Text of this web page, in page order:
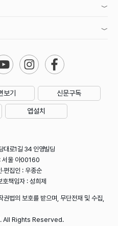
보기 신문구독
앱설치
대로1길 34 인영빌딩
울 아00160
편집인 : 우종순
책임자 : 성희제
법의 보호를 받으며, 무단전재 및 수집,
All Rights Reserved.